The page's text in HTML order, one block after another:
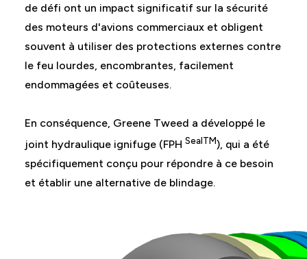
de défi ont un impact significatif sur la sécurité
des moteurs d'avions commerciaux et obligent
souvent à utiliser des protections externes contre
le feu lourdes, encombrantes, facilement
endommagées et coûteuses.
En conséquence, Greene Tweed a développé le
joint hydraulique ignifuge (FPH SealTM), qui a été
spécifiquement conçu pour répondre à ce besoin
et établir une alternative de blindage.